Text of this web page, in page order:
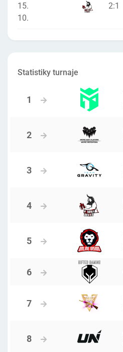
15.
10.
2:1
Statistiky turnaje